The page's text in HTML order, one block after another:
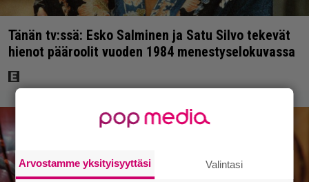
Tänän tv:ssä: Esko Salminen ja Satu Silvo tekevät
hienot pääroolit vuoden 1984 menestyselokuvassa
Arvostamme yksityisyyttäsi Valintasi